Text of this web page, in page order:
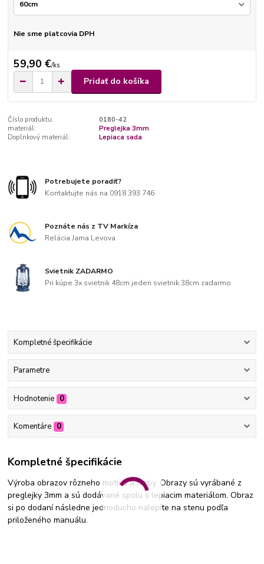
Nie sme platcovia DPH
59,90 €/ks
Pridať do košíka
Číslo produktu:
0180-42
materiál:
Preglejka 3mm
Doplnkový materiál:
Lepiaca sada
Potrebujete poradiť?
Kontaktujte nás na 0918 393 746
Poznáte nás z TV Markíza
Relácia Jama Levova
Svietnik ZADARMO
Pri kúpe 3x svietnik 48cm jeden svietnik 38cm zadarmo
Kompletné špecifikácie
Parametre
Hodnotenie 0
Komentáre 0
Kompletné špecifikácie
Výroba obrazov rôzneho motívu a farby. Obrazy sú vyrábané z
preglejky 3mm a sú dodávané spolu s lepiacim materiálom. Obraz
si po dodaní následne jednoducho nalepíte na stenu podľa
priloženého manuálu.